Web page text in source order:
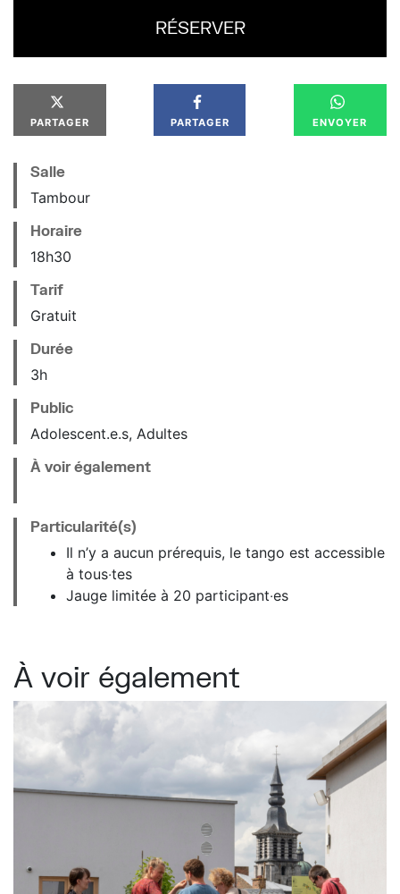
RÉSERVER
PARTAGER PARTAGER ENVOYER
Salle
Tambour
Horaire
18h30
Tarif
Gratuit
Durée
3h
Public
Adolescent.e.s, Adultes
À voir également
Particularité(s)
Il n’y a aucun prérequis, le tango est accessible
à tous‧tes
Jauge limitée à 20 participant‧es
À voir également